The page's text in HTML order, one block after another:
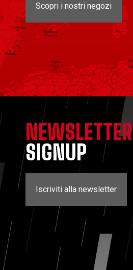
Scopri i nostri negozi
NEWSLETTER
SIGNUP
Iscriviti alla newsletter